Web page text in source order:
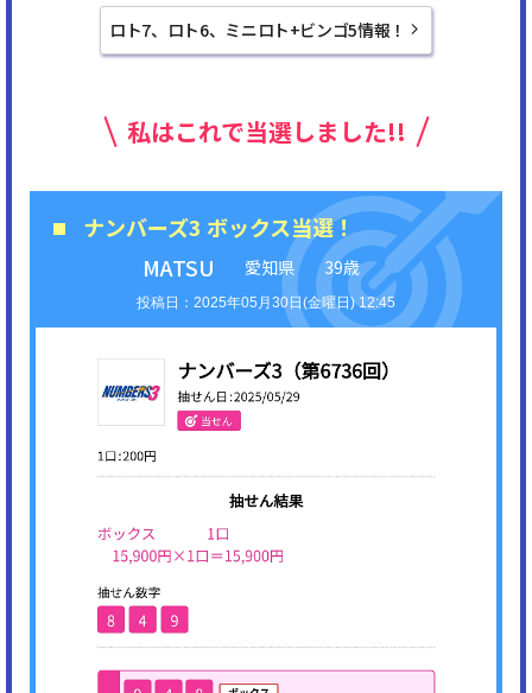
ロト7、ロト6、ミニロト+ビンゴ5情報！
私はこれで当選しました!!
ナンバーズ3 ボックス当選！
MATSU
愛知県 39歳
2025年05月30日(金曜日) 12:45